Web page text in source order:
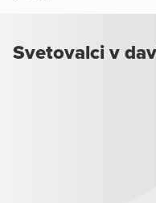
Svetovalci v